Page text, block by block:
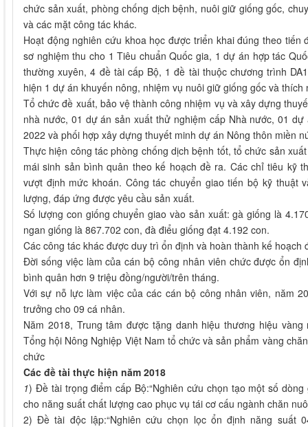
chức sản xuất, phòng chống dịch bệnh, nuôi giữ giống gốc,
và các mặt công tác khác.
Hoạt động nghiên cứu khoa học được triển khai đúng theo
sơ nghiệm thu cho 1 Tiêu chuẩn Quốc gia, 1 dự án hợp tác
thường xuyên, 4 đề tài cấp Bộ, 1 đề tài thuộc chương trình
hiện 1 dự án khuyến nông, nhiệm vụ nuôi giữ giống gốc và thích
Tổ chức đề xuất, bảo vệ thành công nhiệm vụ và xây dựng
nhà nước, 01 dự án sản xuất thử nghiệm cấp Nhà nước, 01
2022 và phối hợp xây dựng thuyết minh dự án Nông thôn miền
Thực hiện công tác phòng chống dịch bệnh tốt, tổ chức sản
mái sinh sản bình quân theo kế hoạch đề ra. Các chỉ tiêu kỹ
vượt định mức khoán. Công tác chuyển giao tiến bộ kỹ thuật
lượng, đáp ứng được yêu cầu sản xuất.
Số lượng con giống chuyển giao vào sản xuất: gà giống là
ngan giống là 867.702 con, đà điểu giống đạt 4.192 con.
Các công tác khác được duy trì ổn định và hoàn thành kế hoạch
Đời sống việc làm của cán bộ công nhân viên chức được ổn
bình quân hơn 9 triệu đồng/người/trên tháng.
Với sự nỗ lực làm việc của các cán bộ công nhân viên, năm
trưởng cho 09 cá nhân.
Năm 2018, Trung tâm được tặng danh hiệu thương hiệu
Tổng hội Nông Nghiệp Việt Nam tổ chức và sản phẩm vàng
chức
Các đề tài thực hiện năm 2018
1) Đề tài trọng điểm cấp Bộ:“Nghiên cứu chọn tạo một số
cho năng suất chất lượng cao phục vụ tái cơ cấu ngành chăn
2) Đề tài độc lập:“Nghiên cứu chọn lọc ổn định năng suất